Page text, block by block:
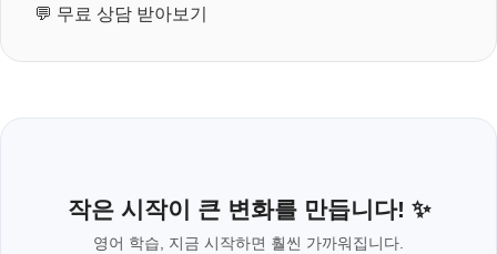
💬 무료 상담 받아보기
작은 시작이 큰 변화를 만듭니다! ✨
영어 학습, 지금 시작하면 훨씬 가까워집니다.